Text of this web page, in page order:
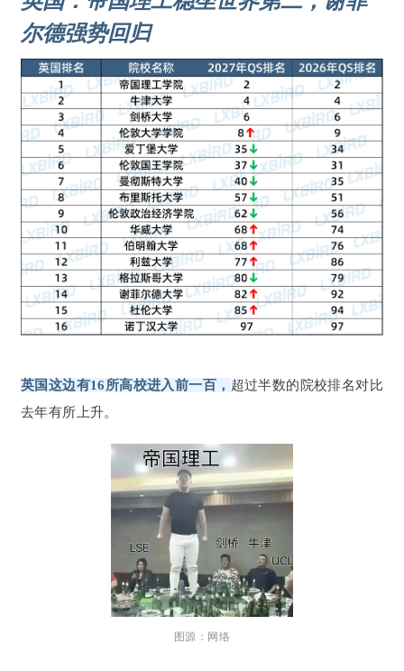
尔德强势回归
英国这边有16所高校进入前一百， 超过半数的院校排名对比
去年有所上升。
图源：网络